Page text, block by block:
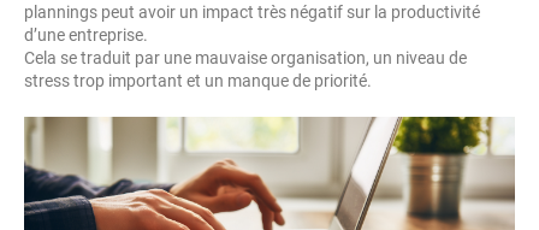
plannings peut avoir un impact très négatif sur la productivité
d’une entreprise.
Cela se traduit par une mauvaise organisation, un niveau de
stress trop important et un manque de priorité.